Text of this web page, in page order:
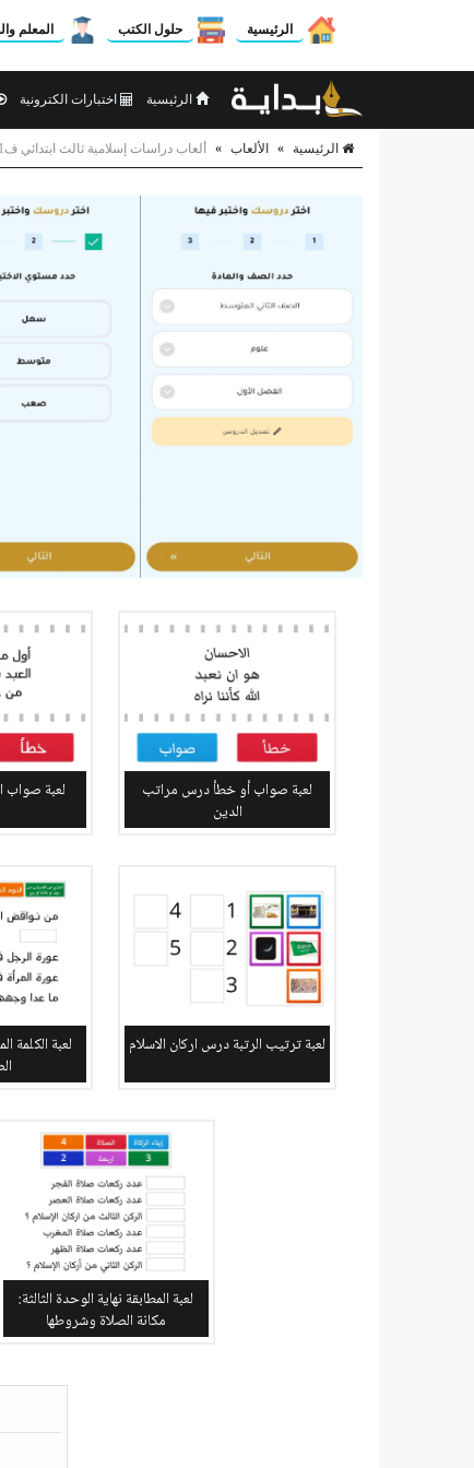
الرئيسية حلول الكتب المعلم
الرئيسية اختبارات الكترونية
الرئيسية » الألعاب » ألعاب دراسات إسلامية ثالث ابتدائي ف1
لعبة صواب أو خطأ درس مراتب
الدين
لعبة صواب
لعبة ترتيب الرتبة درس اركان الاسلام
لعبة
لعبة المطابقة نهاية الوحدة الثالثة:
مكانة الصلاة وشروطها